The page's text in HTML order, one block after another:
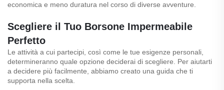
economica e meno duratura nel corso di diverse avventure.
Scegliere il Tuo Borsone Impermeabile
Perfetto
Le attività a cui partecipi, così come le tue esigenze personali,
determineranno quale opzione deciderai di scegliere. Per aiutarti
a decidere più facilmente, abbiamo creato una guida che ti
supporta nella scelta.